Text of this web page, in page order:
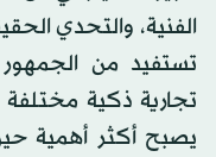
كبيرة لا ينبغي
الفنية، والتحدي
تستفيد من
تجارية ذكية مختلفة